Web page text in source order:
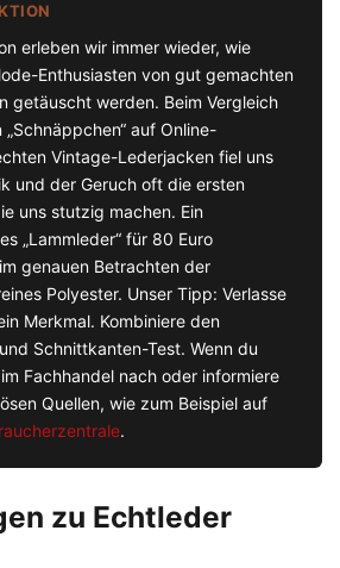
erleben wir immer wieder, wie
Enthusiasten von gut gemachten
getäuscht werden. Beim Vergleich
auf Online-
Vintage-Lederjacken fiel uns
und der Geruch oft die ersten
uns stutzig machen. Ein
„Lammleder“ für 80 Euro
genauen Betrachten der
Polyester. Unser Tipp: Verlasse
Merkmal. Kombiniere den
Schnittkanten-Test. Wenn du
Fachhandel nach oder informiere
Quellen, wie zum Beispiel auf
.
zu Echtleder